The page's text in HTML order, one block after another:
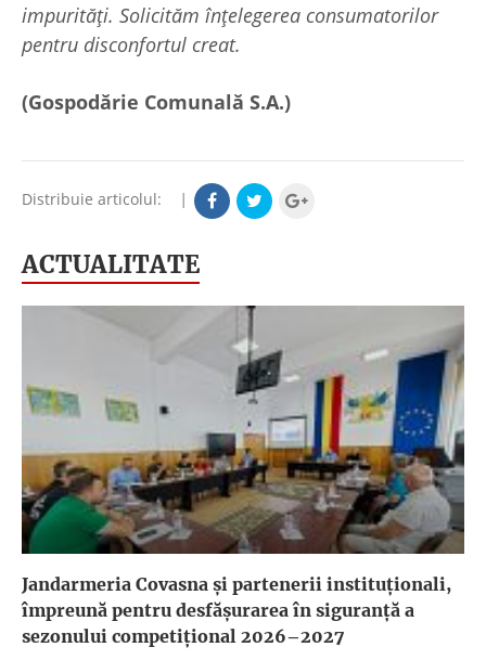
impurităţi. Solicităm înţelegerea consumatorilor
pentru disconfortul creat.
(Gospodărie Comunală S.A.)
Distribuie articolul: |
ACTUALITATE
Jandarmeria Covasna și partenerii instituționali,
împreună pentru desfășurarea în siguranță a
sezonului competițional 2026–2027